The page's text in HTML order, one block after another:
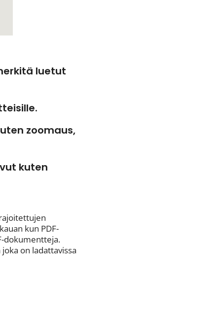
luetut
zoomaus,
kuten
kun PDF-
dokumentteja.
on ladattavissa